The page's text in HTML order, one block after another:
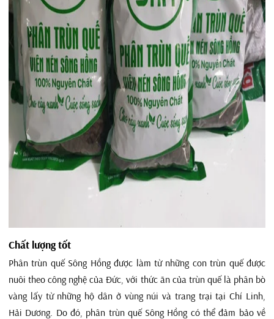
Chất lượng tốt
Phân trùn quế Sông Hồng được làm từ những con trùn quế được
nuôi theo công nghệ của Đức, với thức ăn của trùn quế là phân bò
vàng lấy từ những hộ dân ở vùng núi và trang trại tại Chí Linh,
Hải Dương. Do đó, phân trùn quế Sông Hồng có thể đảm bảo về